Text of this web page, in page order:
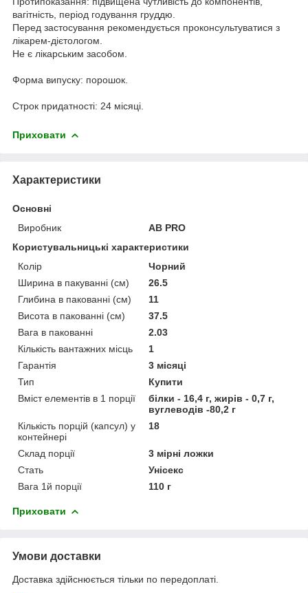
вагітність, період годування груддю.
Перед застосування рекомендується проконсультуватися з
лікарем-дієтологом.
Не є лікарським засобом.
Форма випуску: порошок.
Строк придатності: 24 місяці.
Приховати
Характеристики
Основні
Виробник
AB PRO
Користувальницькі характеристики
Колір
Чорний
Ширина в пакуванні (см)
26.5
Глибина в пакованні (см)
11
Висота в пакованні (см)
37.5
Вага в пакованні
2.03
Кількість вантажних місць
1
Гарантія
3 місяці
Тип
Купити
Вміст елементів в 1 порції
білки - 16,4 г, жирів - 0,7 г,
вуглеводів -80,2 г
Кількість порцій (капсул) у
контейнері
18
Склад порції
3 мірні ложки
Стать
Унісекс
Вага 1й порції
110 г
Приховати
Умови доставки
Доставка здійснюється тільки по передоплаті.